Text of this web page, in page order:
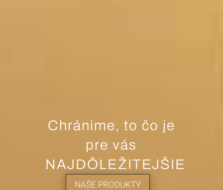
Chránime, to čo je
pre vás
NAJDÔLEŽITEJŠIE
NAŠE PRODUKTY